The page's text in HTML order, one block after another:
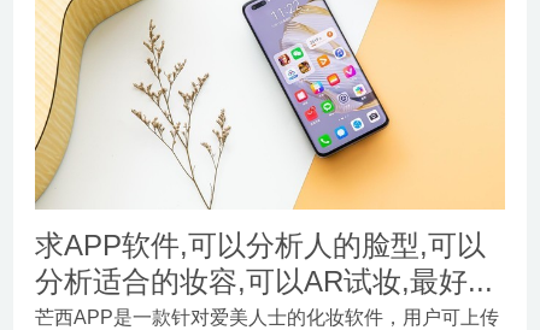
求APP软件,可以分析人的脸型,可以
分析适合的妆容,可以AR试妆,最好...
芒西APP是一款针对爱美人士的化妆软件，用户可上传